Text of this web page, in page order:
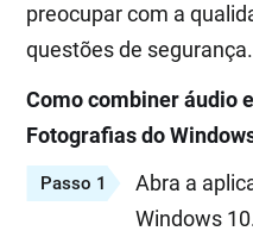
preocupar com a
questões de segurança.
Como combiner áudio
Fotografias do
Passo 1
Abra a
Windows